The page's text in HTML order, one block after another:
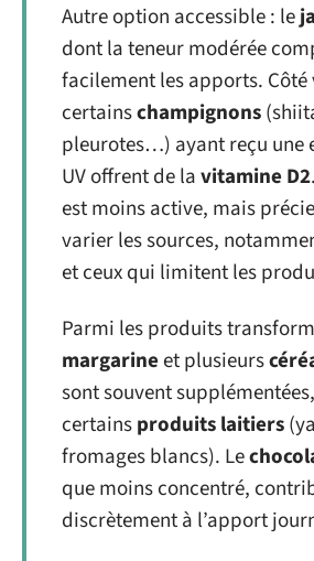
Autre option accessible : le
dont la teneur modérée
facilement les apports. Côté
certainschampignons
pleurotes…) ayant reçu une
UV offrent de lavitamine D2
est moins active, mais
varier les sources,
et ceux qui limitent les
Parmi les produits
margarineet plusieurs
sont souvent
certainsproduits laitiers
fromages blancs). Le
que moins concentré,
discrètement à l’apport